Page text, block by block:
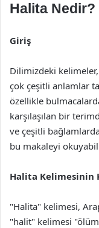
Halita Nedir?
Giriş
Dilimizdeki
çok çeşitli anlamlar
özellikle
karşılaşılan bir
ve çeşitli
bu makaleyi
Halita Kelimesinin
"Halita" kelimesi,
"halit" kelimesi